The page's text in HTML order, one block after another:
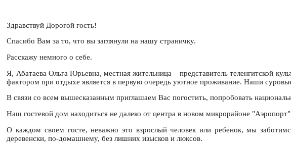
Здравствуй Дорогой гость!
Спасибо Вам за то, что вы заглянули на нашу страничку.
Расскажу немного о себе.
Я, Абатаева Ольга Юрьевна, местная жительница – представитель теленгитской
фактором при отдыхе является в первую очередь уютное проживание. Наши
В связи со всем вышесказанным приглашаем Вас погостить, попробовать
Наш гостевой дом находиться не далеко от центра в новом микрорайоне
О каждом своем госте, неважно это взрослый человек или ребенок, мы
деревенски, по-домашнему, без лишних изысков и люксов.